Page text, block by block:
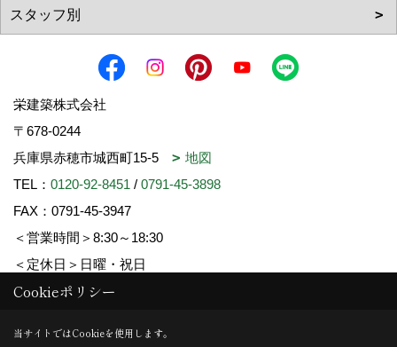
栄建築株式会社
〒678-0244
兵庫県赤穂市城西町15-5
地図
TEL： 0120-92-8451 / 0791-45-3898
FAX：0791-45-3947
＜営業時間＞8:30～18:30
＜定休日＞日曜・祝日
Copyright (c) SAKAE-KENCHIKU. All Rights Reserved.
Cookieポリシー
当サイトではCookieを使用します。